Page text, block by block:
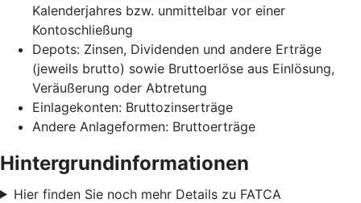
Kalenderjahres bzw. unmittelbar vor einer
Kontoschließung
Depots: Zinsen, Dividenden und andere Erträge
(jeweils brutto) sowie Bruttoerlöse aus Einlösung,
Veräußerung oder Abtretung
Einlagekonten: Bruttozinserträge
Andere Anlageformen: Bruttoerträge
Hintergrundinformationen
Hier finden Sie noch mehr Details zu FATCA